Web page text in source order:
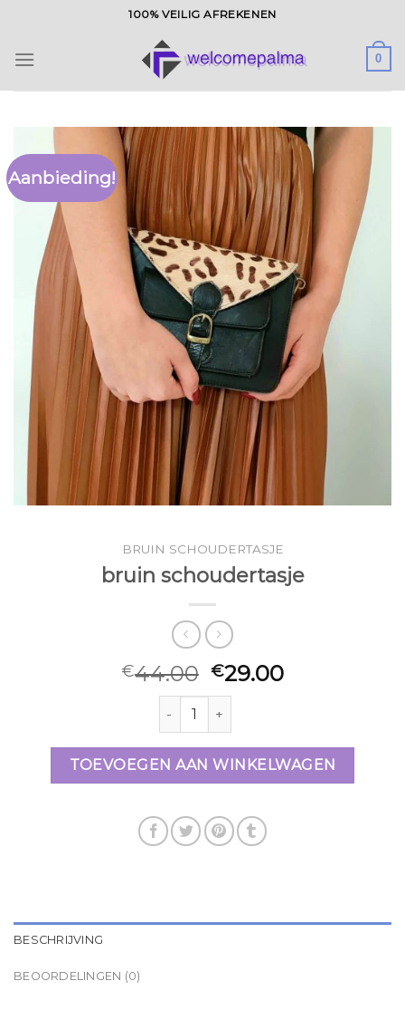
inhoud
100% VEILIG AFREKENEN
0
Aanbieding!
BRUIN SCHOUDERTASJE
bruin schoudertasje
€44.00 €29.00
bruin schoudertasje aantal
TOEVOEGEN AAN WINKELWAGEN
BESCHRIJVING
BEOORDELINGEN (0)